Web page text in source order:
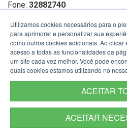
Fone: 32882740
Termos de Uso
Utilizamos cookies necessários para o
para aprimorar e personalizar sua
como outros cookies adicionais. Ao clicar
acesso a todas as funcionalidades da
um site cada vez melhor. Você pode
quais cookies estamos utilizando no
ACEITAR
ACEITAR